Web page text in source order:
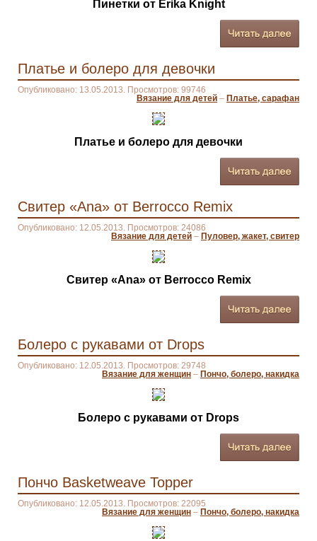
Пинетки от Erika Knight
Платье и болеро для девочки
Опубликовано: 13.05.2013. Просмотров: 99746
Вязание для детей – Платье, сарафан
Платье и болеро для девочки
Свитер «Ana» от Berrocco Remix
Опубликовано: 12.05.2013. Просмотров: 24086
Вязание для детей – Пуловер, жакет, свитер
Свитер «Ana» от Berrocco Remix
Болеро с рукавами от Drops
Опубликовано: 12.05.2013. Просмотров: 29748
Вязание для женщин – Пончо, болеро, накидка
Болеро с рукавами от Drops
Пончо Basketweave Topper
Опубликовано: 12.05.2013. Просмотров: 22095
Вязание для женщин – Пончо, болеро, накидка